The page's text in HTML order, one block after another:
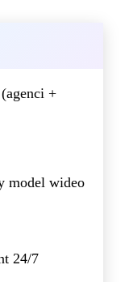
+
model wideo
24/7